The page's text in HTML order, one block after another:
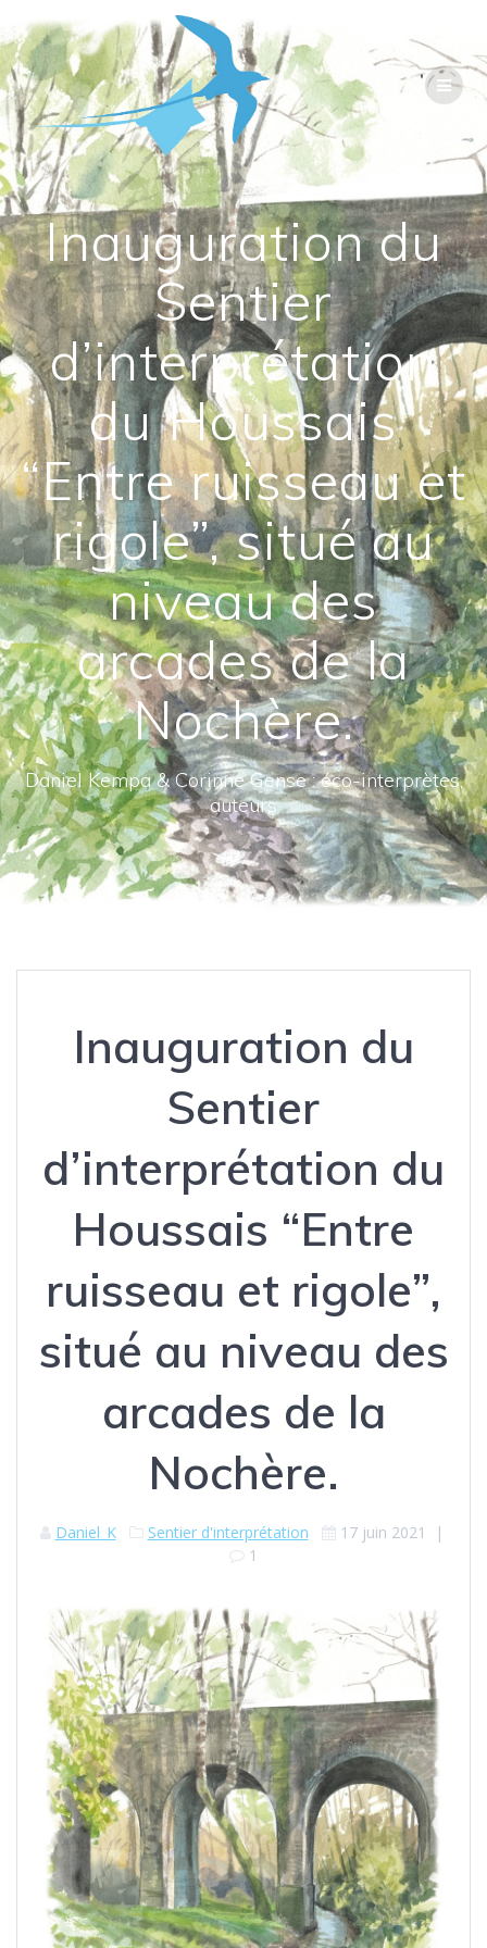
au
contenu
Inauguration du
Sentier
d’interprétation
du Houssais
“Entre ruisseau et
rigole”, situé au
niveau des
arcades de la
Nochère.
Daniel Kempa & Corinne Gense : éco-interprètes,
auteurs
Inauguration du
Sentier
d’interprétation du
Houssais “Entre
ruisseau et rigole”,
situé au niveau des
arcades de la
Nochère.
Daniel_K Sentier d'interprétation 17 juin 2021
|
1